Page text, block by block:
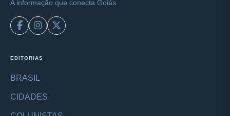
A informação que conecta Goiás
EDITORIAS
BRASIL
CIDADES